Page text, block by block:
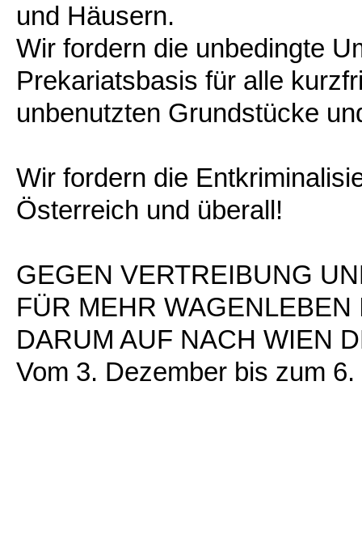
und Häusern.
Wir fordern die unbedingte
Prekariatsbasis für alle
unbenutzten Grundstücke
Wir fordern die
Österreich und überall!
GEGEN VERTREIBUNG
FÜR MEHR
DARUM AUF NACH WIEN
Vom 3. Dezember bis zum